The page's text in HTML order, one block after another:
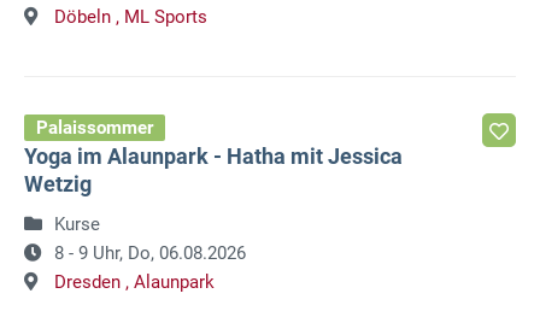
Döbeln , ML Sports
Palaissommer
Yoga im Alaunpark - Hatha mit Jessica
Wetzig
Kurse
8 - 9 Uhr, Do, 06.08.2026
Dresden , Alaunpark